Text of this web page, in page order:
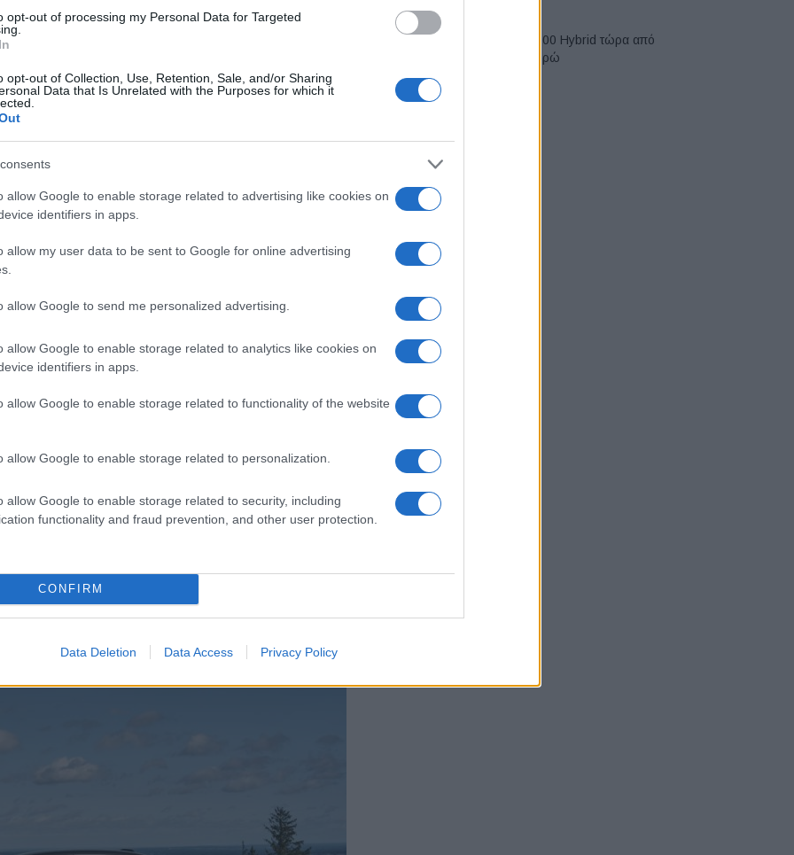
opt-out of processing my Personal Data for Targeted
opt-out of Collection, Use, Retention, Sale, and/or Sharing
Data that Is Unrelated with the Purposes for which it
allow Google to enable storage related to advertising like cookies on
identifiers in apps.
allow my user data to be sent to Google for online advertising
allow Google to send me personalized advertising.
allow Google to enable storage related to analytics like cookies on
identifiers in apps.
allow Google to enable storage related to functionality of the website
allow Google to enable storage related to personalization.
allow Google to enable storage related to security, including
functionality and fraud prevention, and other user protection.
CONFIRM
Data Deletion Data Access Privacy Policy
με υψηλή αποδοτικότητα
το υβριδικό σύστημα κίνησης, είναι επίσης
μαζί με τα ηλεκτρονικά ισχύος του. Η εξαιρετικά
και παράγει έως 145 kW/197 hp (BMW 550e
στη μέγιστη απόδοση του συστήματος των
BMW eDrive για plug-in υβριδικά μοντέλα, ο
λίτρων της νέας BMW 550e xDrive Sedan συμβάλει
360 kW/489 hp με τη μέγιστη ροπή να αγγίζει τα 700
ισχύ του στο δρόμο μέσω του συστήματος έξυπνης
από 0 στα 100 km/h σε 4,3 δευτερόλεπτα. Η
τα 250 km/h με παρέμβαση του ηλεκτρονικού
αναπτύξει τελική ταχύτητα 140 km/h.
εν σειρά βενζινοκινητήρα 2,0 λίτρων με
με την εξαιρετικά ενσωματωμένη μονάδα e-
299 hp. Με μέγιστη ροπή 450 Nm, η νέα BMW 530e
δευτερόλεπτα. Η τελική ταχύτητα είναι 230 km/h και
τα 140 km/h.
Το FIAT 500 Hybrid τώρα από
18.990 ευρώ